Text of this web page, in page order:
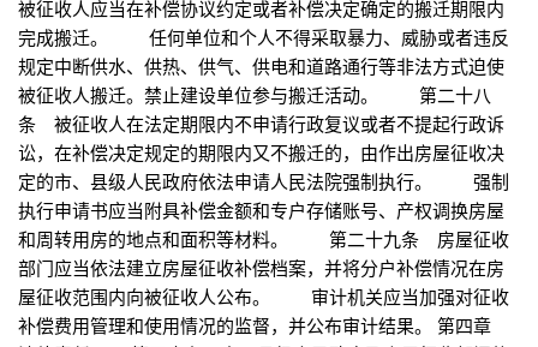
被征收人应当在补偿协议约定或者补偿决定确定的搬迁期限内
完成搬迁。 任何单位和个人不得采取暴力、威胁或者违反
规定中断供水、供热、供气、供电和道路通行等非法方式迫使
被征收人搬迁。禁止建设单位参与搬迁活动。 第二十八
条 被征收人在法定期限内不申请行政复议或者不提起行政诉
讼，在补偿决定规定的期限内又不搬迁的，由作出房屋征收决
定的市、县级人民政府依法申请人民法院强制执行。 强制
执行申请书应当附具补偿金额和专户存储账号、产权调换房屋
和周转用房的地点和面积等材料。 第二十九条 房屋征收
部门应当依法建立房屋征收补偿档案，并将分户补偿情况在房
屋征收范围内向被征收人公布。 审计机关应当加强对征收
补偿费用管理和使用情况的监督，并公布审计结果。 第四章